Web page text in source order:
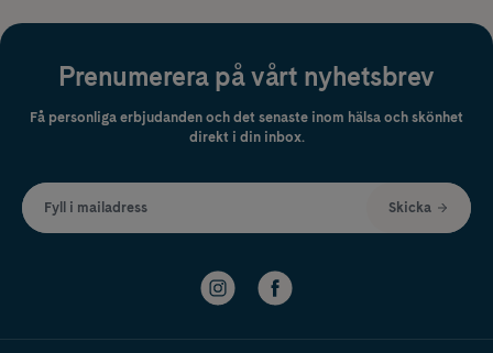
Prenumerera på vårt nyhetsbrev
Få personliga erbjudanden och det senaste inom hälsa och skönhet
direkt i din inbox.
Fyll i mailadress Skicka